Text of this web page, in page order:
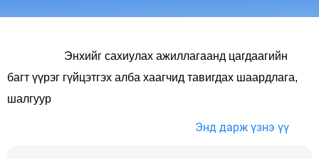
Энхийг сахиулах ажиллагаанд цагдаагийн
багт үүрэг гүйцэтгэх алба хаагчид тавигдах шаардлага,
шалгуур
Энд дарж үзнэ үү